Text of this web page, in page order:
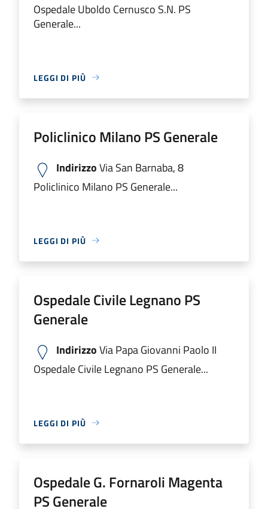
Ospedale Uboldo Cernusco S.N. PS
Generale...
LEGGI DI PIÙ
Policlinico Milano PS Generale
IndirizzoVia San Barnaba, 8
Policlinico Milano PS Generale...
LEGGI DI PIÙ
Ospedale Civile Legnano PS
Generale
IndirizzoVia Papa Giovanni Paolo II
Ospedale Civile Legnano PS Generale...
LEGGI DI PIÙ
Ospedale G. Fornaroli Magenta
PS Generale